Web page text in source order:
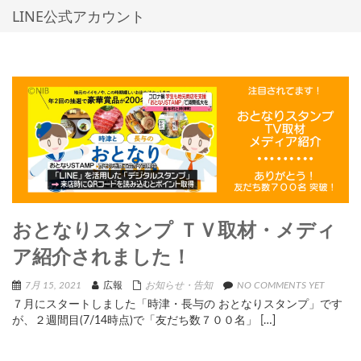
LINE公式アカウント
おとなりスタンプ ＴＶ取材・メディ
ア紹介されました！
7月 15, 2021 広報 お知らせ・告知 NO COMMENTS YET
７月にスタートしました「時津・長与の おとなりスタンプ」です
が、２週間目(7/14時点)で「友だち数７００名」 […]